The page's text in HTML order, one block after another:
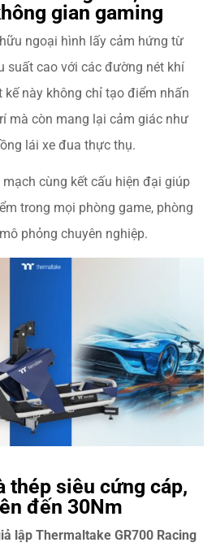
gian gaming
ngoại hình lấy cảm hứng từ
suất cao với các đường nét khí
này không chỉ tạo điểm nhấn
mà còn mang lại cảm giác như
lái xe đua thực thụ.
cùng kết cấu hiện đại giúp
trong mọi phòng game, phòng
phỏng chuyên nghiệp.
thép siêu cứng cáp,
đến 30Nm
lập Thermaltake GR700 Racing